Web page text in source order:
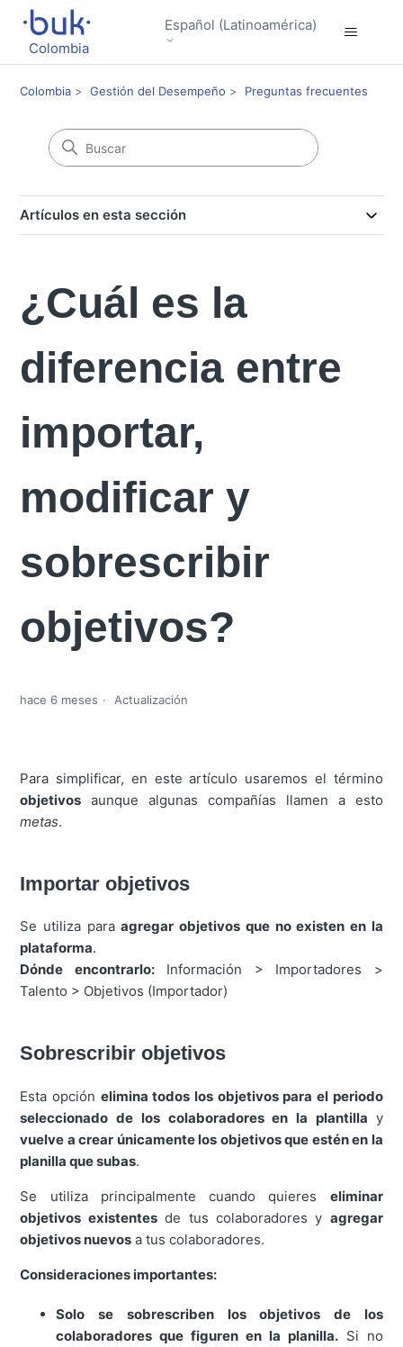
Colombia
Español (Latinoamérica)
Colombia Gestión del Desempeño Preguntas frecuentes
Artículos en esta sección
¿Cuál es la
diferencia entre
importar,
modificar y
sobrescribir
objetivos?
hace 6 meses Actualización
Para simplificar, en este artículo usaremos el término
objetivos aunque algunas compañías llamen a esto
metas.
Importar objetivos
Se utiliza paraagregar objetivos que no existen en la
plataforma.
Dónde encontrarlo:Información > Importadores >
Talento > Objetivos (Importador)
Sobrescribir objetivos
Esta opción elimina todos los objetivos para el periodo
seleccionado de los colaboradores en la plantilla y
vuelve a crear únicamente los objetivos que estén en la
planilla que subas.
Se utiliza principalmente cuando quieres eliminar
objetivos existentesde tus colaboradores y agregar
objetivos nuevos a tus colaboradores.
Consideraciones importantes:
Solo se sobrescriben los objetivos de los
colaboradores que figuren en la planilla.Si no